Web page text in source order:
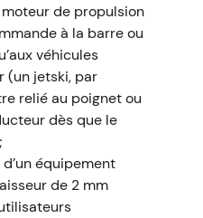
de propulsion
à la barre ou
véhicules
(un jetski, par
relié au poignet ou
dès que le
équipement
de 2 mm